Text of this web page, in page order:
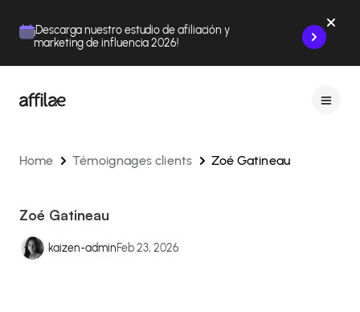
¡Descarga nuestro estudio de afiliación y
marketing de influencia 2026!
Home Témoignages clients Zoé Gatineau
Zoé Gatineau
kaizen-adminFeb 23, 2026